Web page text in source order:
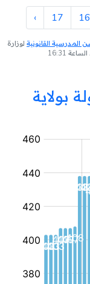
16
17
›
القانونية لوزارة
بولاية
مؤسسة